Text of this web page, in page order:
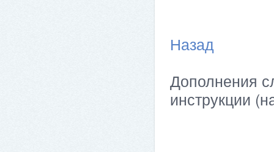
Назад
Дополнения
инструкции